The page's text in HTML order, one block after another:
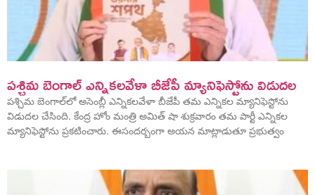
పశ్చిమ బెంగాల్‌ ఎన్నికలవేళా బీజేపీ మ్యానిఫెస్టోను విడుదల
పశ్చిమ బెంగాల్‌లో అసెంబ్లీ ఎన్నికలవేళా బీజేపీ తమ ఎన్నికల మ్యానిఫెస్టోను
విడుదల చేసింది. కేంద్ర హోం మంత్రి అమిత్‌ షా శుక్రవారం తమ పార్టీ ఎన్నికల
మ్యానిఫెస్టోను ప్రకటించారు. ఈసందర్బంగా అయన మాట్లాడుతూ ప్రభుత్వం